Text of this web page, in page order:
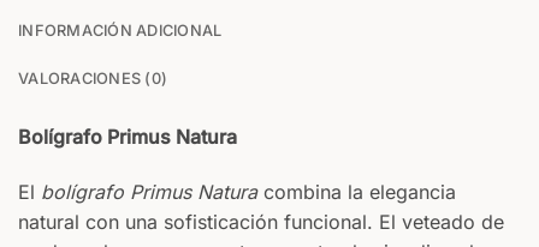
INFORMACIÓN ADICIONAL
VALORACIONES (0)
Bolígrafo Primus Natura
El bolígrafo Primus Naturacombina la elegancia
natural con una sofisticación funcional. El veteado de